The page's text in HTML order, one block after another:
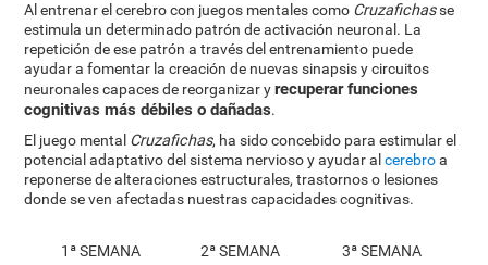
Al entrenar el cerebro con juegos mentales como Cruzafichasse
estimula un determinado patrón de activación neuronal. La
repetición de ese patrón a través del entrenamiento puede
ayudar a fomentar la creación de nuevas sinapsis y circuitos
neuronales capaces de reorganizar yrecuperar funciones
cognitivas más débiles o dañadas.
El juego mental Cruzafichas, ha sido concebido para estimular el
potencial adaptativo del sistema nervioso y ayudar alcerebroa
reponerse de alteraciones estructurales, trastornos o lesiones
donde se ven afectadas nuestras capacidades cognitivas.
1ª SEMANA 2ª SEMANA 3ª SEMANA